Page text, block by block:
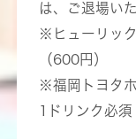
は、ご退場い
※ヒューリッ
（600円）
※福岡トヨタ
1ドリンク必須